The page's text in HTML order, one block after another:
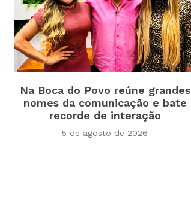
Na Boca do Povo reúne grandes
nomes da comunicação e bate
recorde de interação
5 de agosto de 2026